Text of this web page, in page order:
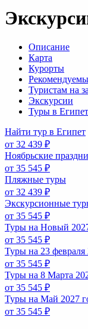
Описание
Карта
Курорты
Туристам на
Экскурсии
Туры в Египет
Найти тур в Египет
от 32 439 ₽
Ноябрьские
от 35 545 ₽
Пляжные туры
от 32 439 ₽
Экскурсионные
от 35 545 ₽
Туры на Новый
от 35 545 ₽
Туры на 23 февраля
от 35 545 ₽
Туры на 8 Марта
от 35 545 ₽
Туры на Май 2027
от 35 545 ₽